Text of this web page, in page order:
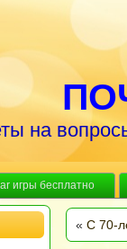
на
игры бесплатно
« С 70-